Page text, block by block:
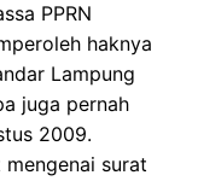
PPRN
haknya
Lampung
juga pernah
2009.
surat